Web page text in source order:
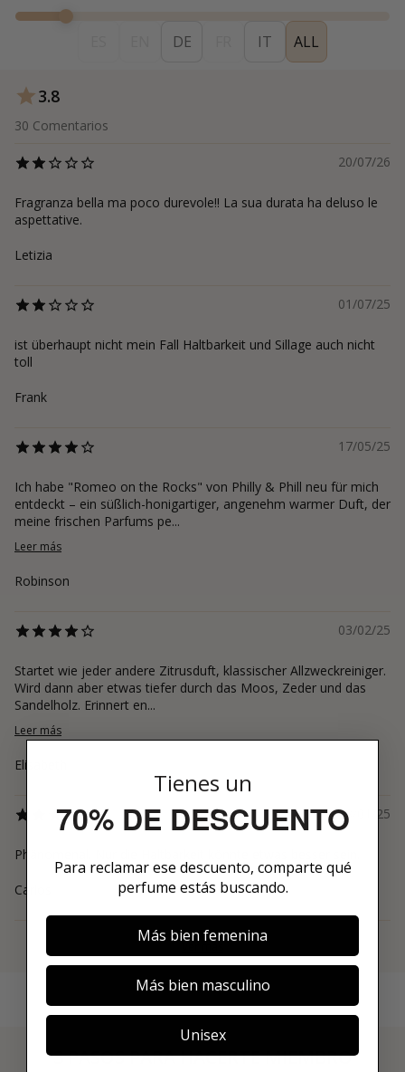
DE IT ALL
3.8
30 Comentarios
20/07/26
Fragranza bella ma poco durevole!! La sua durata ha deluso le
aspettative.
Letizia
01/07/25
ist überhaupt nicht mein Fall Haltbarkeit und Sillage auch nicht
toll
Frank
17/05/25
Ich habe "Romeo on the Rocks" von Philly & Phill neu für mich
entdeckt – ein süßlich-honigartiger, angenehm warmer Duft, der
meine frischen Parfums pe...
Leer más
Robinson
03/02/25
Startet wie jeder andere Zitrusduft, klassischer Allzweckreiniger.
Wird dann aber etwas tiefer durch das Moos, Zeder und das
Sandelholz. Erinnert en...
Leer más
Elisabeth
28/01/25
Phänomenal. Nur die Haltbarkeit könnte etwas besser sein.
Carlos
3 PASOS PARA HACERTE MIEMBRO
Tienes un
70% DE DESCUENTO
Para reclamar ese descuento, comparte qué
perfume estás buscando.
Más bien femenina
Más bien masculino
Unisex